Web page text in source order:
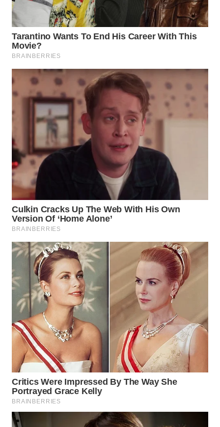
INDRAMAYU
WN
KUNINGAN
WN
MAJALENGKA
WN
SUBANG
SUKABUMI
WN
PURWAKARTA
WN
PRIANGAN
TIMUR
WN
SEMARANG
WN
SOLO
WN
BOROBUDUR
MADURA
WN
SURABAYA